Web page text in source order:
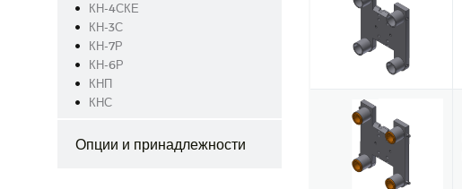
КН-4СКЕ
КН-3С
КН-7Р
КН-6Р
КНП
КНС
Опции и принадлежности